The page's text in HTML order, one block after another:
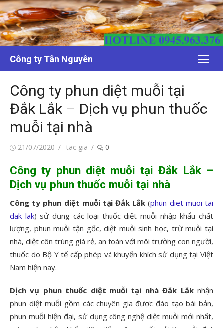
Chuyển
tới
nội
dung
Công ty Tân Nguyên
Công ty phun diệt muỗi tại
Đắk Lắk – Dịch vụ phun thuốc
muỗi tại nhà
Đăng21/07/2020
Tác
tac gia 0
Công ty phun diệt muỗi tại Đắk Lắk –
Dịch vụ phun thuốc muỗi tại nhà
Công ty phun diệt muỗi tại Đắk Lắk(phun diet muoi tai
dak lak) sử dụng các loại thuốc diệt muỗi nhập khẩu chất
lượng, phun muỗi tận gốc, diệt muỗi sinh học, trừ muỗi tại
nhà, diệt côn trùng giá rẻ, an toàn với môi trường con người,
thuốc do Bộ Y tế cấp phép và khuyến khích sử dụng tại Việt
Nam hiện nay.
Dịch vụ phun thuốc diệt muỗi tại nhà Đắk Lắknhận
phun diệt muỗi gồm các chuyên gia được đào tạo bài bản,
phun muỗi hiện đại, sử dụng công nghệ diệt muỗi mới nhất,